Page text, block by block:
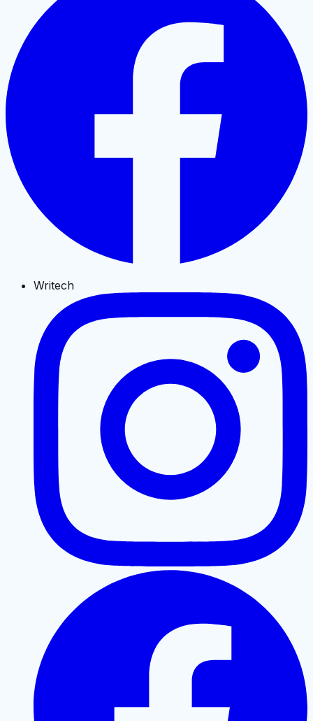
Writech